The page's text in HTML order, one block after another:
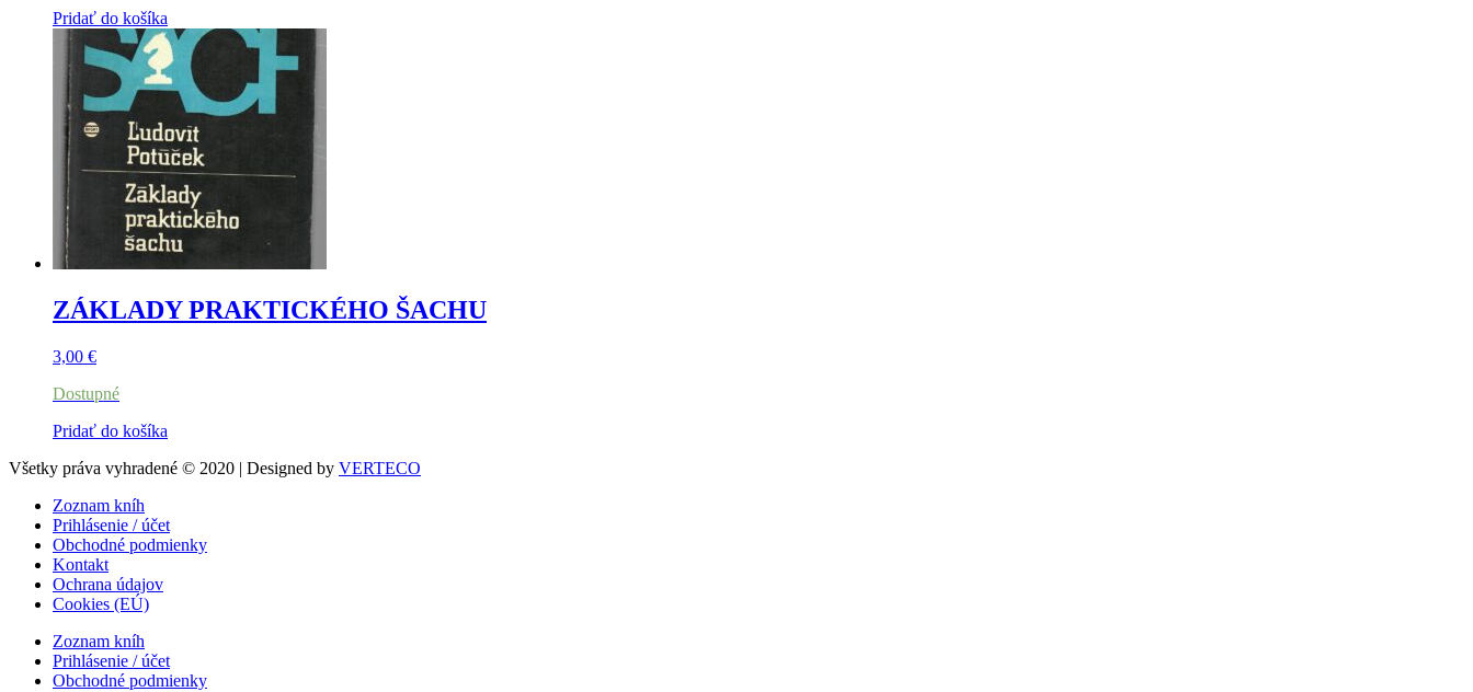
Pridať do košíka
ZÁKLADY PRAKTICKÉHO ŠACHU
3,00 €
Dostupné
Pridať do košíka
Všetky práva vyhradené © 2020 | Designed by VERTECO
Zoznam kníh
Prihlásenie / účet
Obchodné podmienky
Kontakt
Ochrana údajov
Cookies (EÚ)
Zoznam kníh
Prihlásenie / účet
Obchodné podmienky